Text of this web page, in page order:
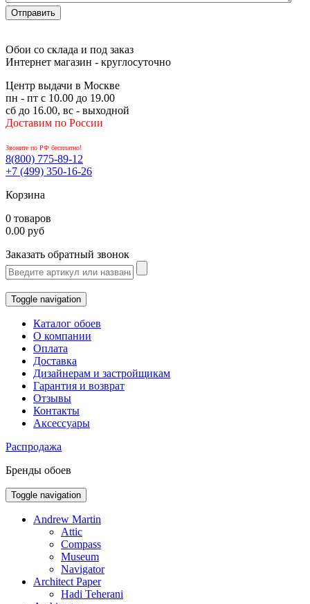
Обои со склада и под заказ
Интернет магазин - круглосуточно
Центр выдачи в Москве
пн - пт с 10.00 до 19.00
сб до 16.00, вс - выходной
Доставим по России
Звоните по РФ бесплатно!
8(800) 775-89-12
+7 (499) 350-16-26
Корзина
0 товаров
0.00 руб
Заказать обратный звонок
Toggle navigation
Каталог обоев
О компании
Оплата
Доставка
Дизайнерам и застройщикам
Гарантия и возврат
Отзывы
Контакты
Аксессуары
Распродажа
Бренды обоев
Toggle navigation
Andrew Martin
Attic
Compass
Museum
Navigator
Architect Paper
Hadi Teherani